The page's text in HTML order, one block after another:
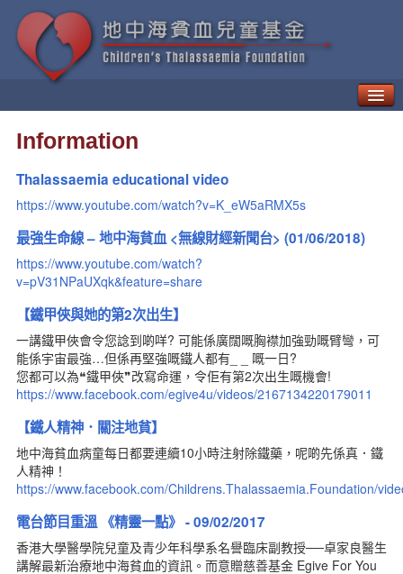
Treatments for Thalassaemia
Newly-Developed Treatments
Daily Precautions For the Patient
Heredity and Prophylaxis of Thalassaemia
Children’s Thalassaemia Foundation
Thalassaemia Education and Counseling Unit
Latest News
Information
Activities
Healthyland
News
Contact Us
繁體版
Main
Information
Thalassaemia educational video
https://www.youtube.com/watch?v=K_eW5aRMX5s
最強生命線 – 地中海貧血 <無線財經新聞台> (01/06/2018)
https://www.youtube.com/watch?
v=pV31NPaUXqk&feature=share
【鐵甲俠與她的第2次出生】
一講鐵甲俠會令您諗到啲咩? 可能係廣闊嘅胸襟加強勁嘅臂彎，可
能係宇宙最強…但係再堅強嘅鐵人都有_ _ 嘅一日?
您都可以為❝鐵甲俠❞改寫命運，令佢有第2次出生嘅機會!
https://www.facebook.com/egive4u/videos/2167134220179011
【鐵人精神．關注地貧】
地中海貧血病童每日都要連續10小時注射除鐵藥，呢啲先係真．鐵
人精神！
https://www.facebook.com/Childrens.Thalassaemia.Foundation/
電台節目重溫 《精靈一點》 - 09/02/2017
香港大學醫學院兒童及青少年科學系名譽臨床副教授──卓家良醫生
講解最新治療地中海貧血的資訊。而意贈慈善基金 Egive For You